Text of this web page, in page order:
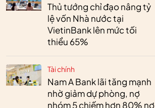
Thủ tướng chỉ đạo nâng tỷ
lệ vốn Nhà nước tại
VietinBank lên mức tối
thiểu 65%
Tài chính
Nam A Bank lãi tăng mạnh
nhờ giảm dự phòng, nợ
nhóm 5 chiếm hơn 80% nợ